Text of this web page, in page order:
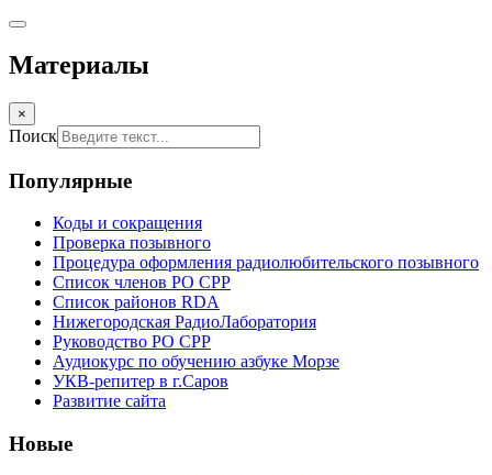
Материалы
×
Поиск
Популярные
Коды и сокращения
Проверка позывного
Процедура оформления радиолюбительского позывного
Список членов РО СРР
Список районов RDA
Нижегородская РадиоЛаборатория
Руководство РО СРР
Аудиокурс по обучению азбуке Морзе
УКВ-репитер в г.Саров
Развитие сайта
Новые